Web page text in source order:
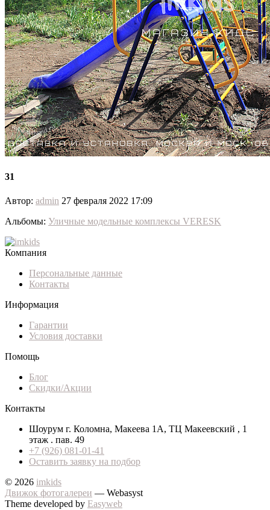
31
Автор: admin 27 февраля 2022 17:09
Альбомы: Уличные модельные комплексы VERESK
Компания
Персональные данные
Контакты
Информация
Гарантии
Условия доставки
Помощь
Блог
Скидки/Акции
Контакты
Шоурум г. Коломна, Макеева 1А, ТЦ Макеевский , 1
этаж . пав. 49
+7 (926) 081-01-41
Оставить заявку на подбор
© 2026 imkids
Движок фотогалереи — Webasyst
Theme developed by Easyweb